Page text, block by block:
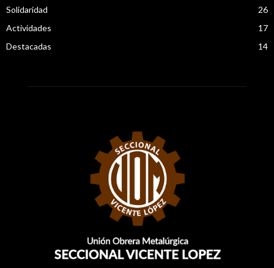
Solidaridad
26
Actividades
17
Destacadas
14